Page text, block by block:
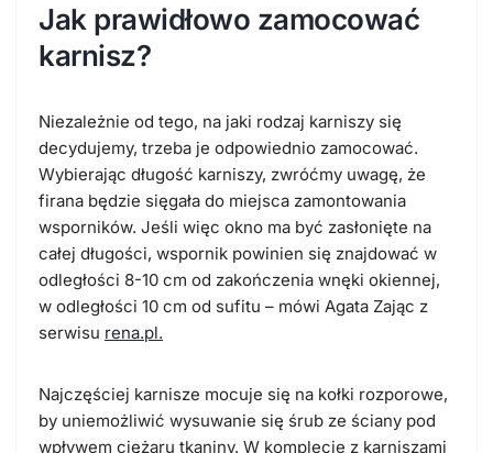
Jak prawidłowo zamocować
karnisz?
Niezależnie od tego, na jaki rodzaj karniszy się
decydujemy, trzeba je odpowiednio zamocować.
Wybierając długość karniszy, zwróćmy uwagę, że
firana będzie sięgała do miejsca zamontowania
wsporników. Jeśli więc okno ma być zasłonięte na
całej długości, wspornik powinien się znajdować w
odległości 8-10 cm od zakończenia wnęki okiennej,
w odległości 10 cm od sufitu – mówi Agata Zając z
serwisu rena.pl.
Najczęściej karnisze mocuje się na kołki rozporowe,
by uniemożliwić wysuwanie się śrub ze ściany pod
wpływem ciężaru tkaniny. W komplecie z karniszami